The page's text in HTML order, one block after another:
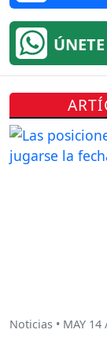
Noticias • MAY 14